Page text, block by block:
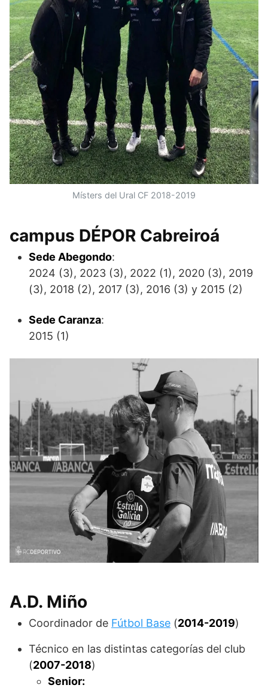
Místers del Ural CF 2018-2019
campus DÉPOR Cabreiroá
Sede Abegondo:
2024 (3), 2023 (3), 2022 (1), 2020 (3), 2019
(3), 2018 (2), 2017 (3), 2016 (3) y 2015 (2)
Sede Caranza:
2015 (1)
A.D. Miño
Coordinador de Fútbol Base (2014-2019)
Técnico en las distintas categorías del club
(2007-2018)
Senior: